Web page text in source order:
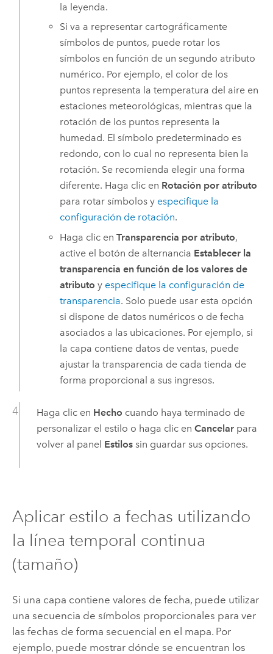
la leyenda.
Si va a representar cartográficamente
símbolos de puntos, puede rotar los
símbolos en función de un segundo atributo
numérico. Por ejemplo, el color de los
puntos representa la temperatura del aire en
estaciones meteorológicas, mientras que la
rotación de los puntos representa la
humedad. El símbolo predeterminado es
redondo, con lo cual no representa bien la
rotación. Se recomienda elegir una forma
diferente. Haga clic en Rotación por atributo
para rotar símbolos y especifique la
configuración de rotación.
Haga clic enTransparencia por atributo,
active el botón de alternancia Establecer la
transparencia en función de los valores de
atributo y especifique la configuración de
transparencia. Solo puede usar esta opción
si dispone de datos numéricos o de fecha
asociados a las ubicaciones. Por ejemplo, si
la capa contiene datos de ventas, puede
ajustar la transparencia de cada tienda de
forma proporcional a sus ingresos.
Haga clic en Hecho cuando haya terminado de
personalizar el estilo o haga clic en Cancelarpara
volver al panel Estilossin guardar sus opciones.
Aplicar estilo a fechas utilizando
la línea temporal continua
(tamaño)
Si una capa contiene valores de fecha, puede utilizar
una secuencia de símbolos proporcionales para ver
las fechas de forma secuencial en el mapa. Por
ejemplo, puede mostrar dónde se encuentran los